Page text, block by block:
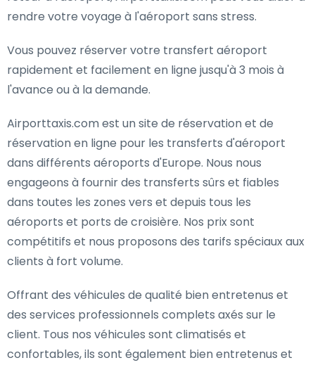
rendre votre voyage à l'aéroport sans stress.
Vous pouvez réserver votre transfert aéroport
rapidement et facilement en ligne jusqu'à 3 mois à
l'avance ou à la demande.
Airporttaxis.com est un site de réservation et de
réservation en ligne pour les transferts d'aéroport
dans différents aéroports d'Europe. Nous nous
engageons à fournir des transferts sûrs et fiables
dans toutes les zones vers et depuis tous les
aéroports et ports de croisière. Nos prix sont
compétitifs et nous proposons des tarifs spéciaux aux
clients à fort volume.
Offrant des véhicules de qualité bien entretenus et
des services professionnels complets axés sur le
client. Tous nos véhicules sont climatisés et
confortables, ils sont également bien entretenus et